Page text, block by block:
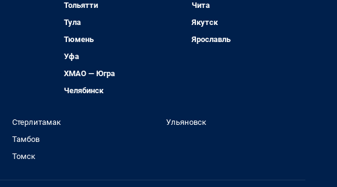
Тольятти
Тула
Тюмень
Уфа
ХМАО — Югра
Челябинск
Чита
Якутск
Ярославль
Стерлитамак
Тамбов
Томск
Ульяновск